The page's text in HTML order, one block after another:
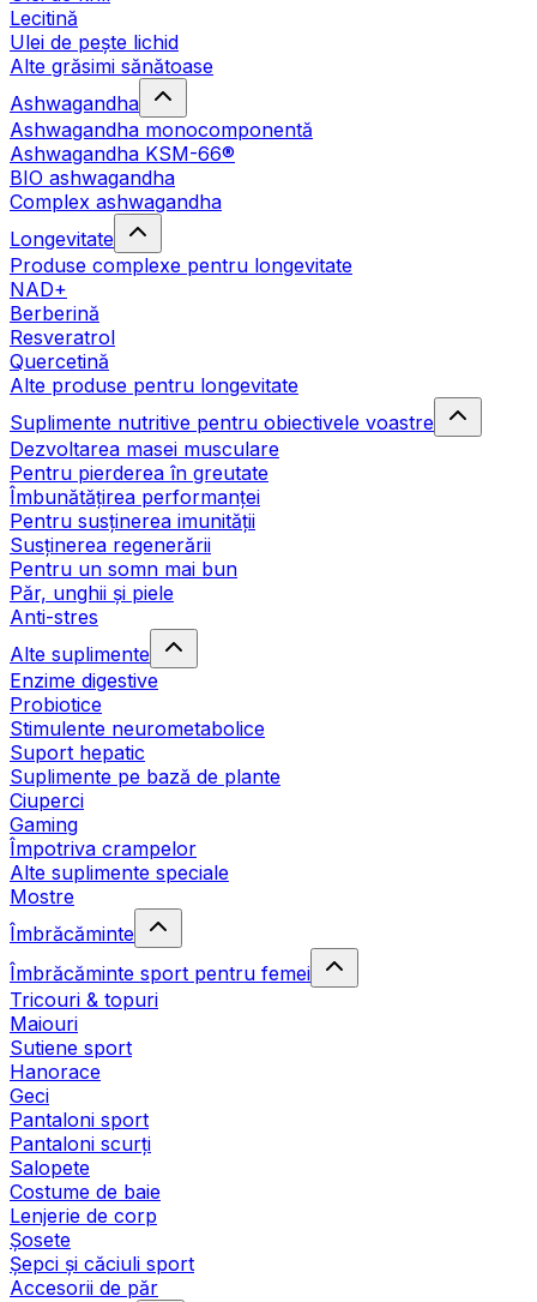
Lecitină
Ulei de pește lichid
Alte grăsimi sănătoase
Ashwagandha
Ashwagandha monocomponentă
Ashwagandha KSM-66®
BIO ashwagandha
Complex ashwagandha
Longevitate
Produse complexe pentru longevitate
NAD+
Berberină
Resveratrol
Quercetină
Alte produse pentru longevitate
Suplimente nutritive pentru obiectivele voastre
Dezvoltarea masei musculare
Pentru pierderea în greutate
Îmbunătățirea performanței
Pentru susținerea imunității
Susținerea regenerării
Pentru un somn mai bun
Păr, unghii și piele
Anti-stres
Alte suplimente
Enzime digestive
Probiotice
Stimulente neurometabolice
Suport hepatic
Suplimente pe bază de plante
Ciuperci
Gaming
Împotriva crampelor
Alte suplimente speciale
Mostre
Îmbrăcăminte
Îmbrăcăminte sport pentru femei
Tricouri & topuri
Maiouri
Sutiene sport
Hanorace
Geci
Pantaloni sport
Pantaloni scurți
Salopete
Costume de baie
Lenjerie de corp
Șosete
Șepci și căciuli sport
Accesorii de păr